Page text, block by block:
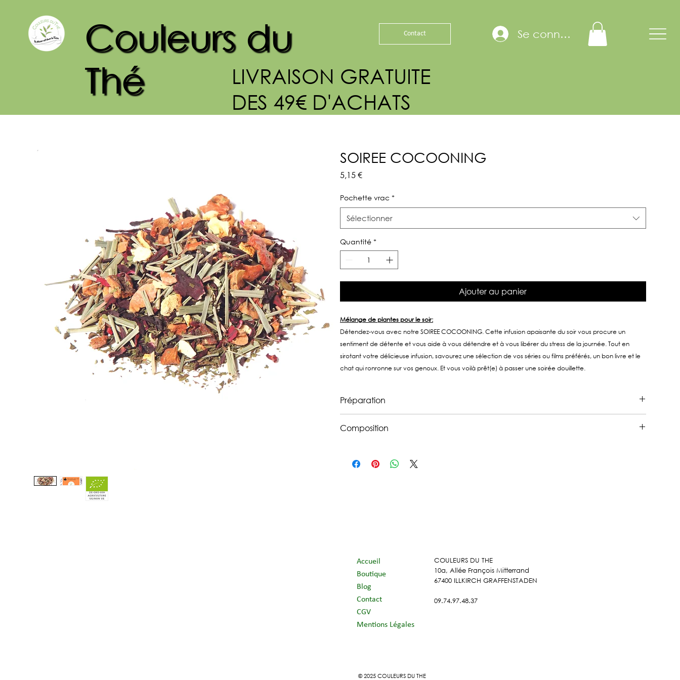
Couleurs du
Thé
LIVRAISON GRATUITE
DES 49€ D'ACHATS
Contact Se connecter
SOIREE COCOONING
5,15 €Prix
Pochette vrac *
Sélectionner
Quantité *
Ajouter au panier
Mélange de plantes pour le soir:
Détendez-vous avec notre SOIREE COCOONING. Cette infusion apaisante du soir vous procure un
sentiment de détente et vous aide à vous détendre et à vous libérer du stress de la journée. Tout en
sirotant votre délicieuse infusion, savourez une sélection de vos séries ou films préférés, un bon livre et le
chat qui ronronne sur vos genoux. Et vous voilà prêt(e) à passer une soirée douillette.
Préparation
Composition
* Issu de l'agriculture biologique
Accueil
Boutique
Blog
Contact
CGV
Mentions Légales
COULEURS DU THE
10a, Allée François Mitterrand
67400 ILLKIRCH GRAFFENSTADEN
09.74.97.48.37
© 2025 COULEURS DU THE